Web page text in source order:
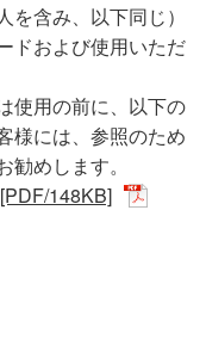
含み、以下同じ）
ドおよび使用いただ
使用の前に、以下の
様には、参照のため
めします。
148KB]